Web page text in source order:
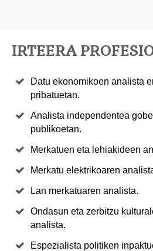
IRTEERA
Datu ekonomikoen analista
pribatuetan.
Analista independentea
publikoetan.
Merkatuen eta lehiakideen
Merkatu elektrikoaren
Lan merkatuaren analista.
Ondasun eta zerbitzu
analista.
Espezialista politiken